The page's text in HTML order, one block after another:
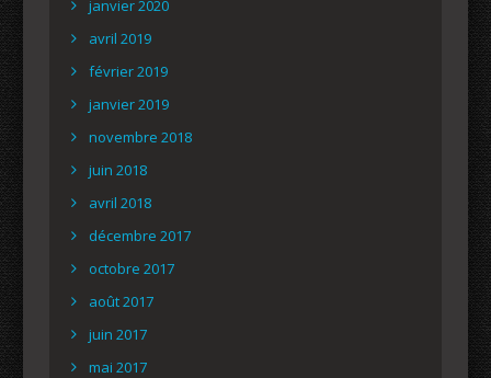
janvier 2020
avril 2019
février 2019
janvier 2019
novembre 2018
juin 2018
avril 2018
décembre 2017
octobre 2017
août 2017
juin 2017
mai 2017